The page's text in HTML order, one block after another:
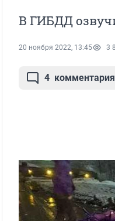
В ГИБДД
20 ноября 2022, 13:45 3
4 комментария